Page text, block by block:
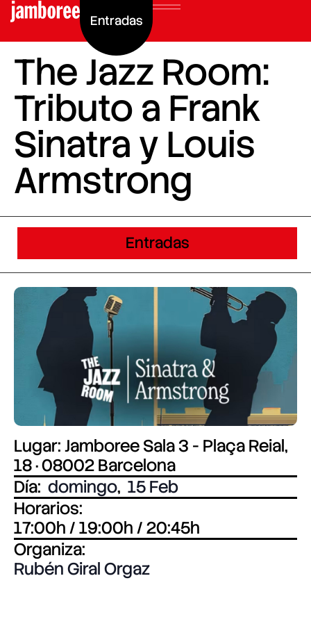
Entradas
The Jazz Room:
Tributo a Frank
Sinatra y Louis
Armstrong
Entradas
Lugar: Jamboree Sala 3 - Plaça Reial,
18 · 08002 Barcelona
Día: domingo, 15 Feb
Horarios:
17:00h / 19:00h / 20:45h
Organiza:
Rubén Giral Orgaz